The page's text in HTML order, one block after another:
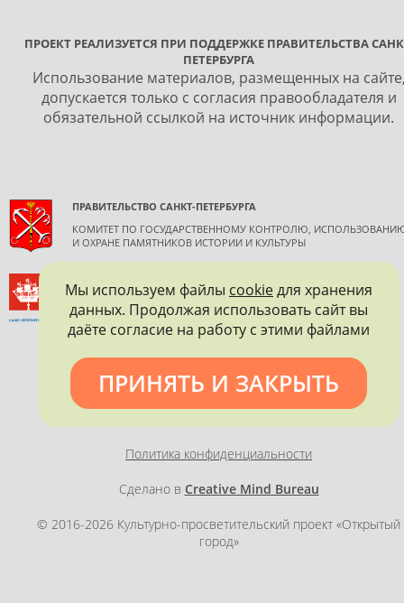
ПРОЕКТ РЕАЛИЗУЕТСЯ ПРИ ПОДДЕРЖКЕ ПРАВИТЕЛЬСТВА
ПЕТЕРБУРГА
Использование материалов, размещенных на
допускается только с согласия правообладателя и
обязательной ссылкой на источник информации.
ПРАВИТЕЛЬСТВО САНКТ-ПЕТЕРБУРГА
КОМИТЕТ ПО ГОСУДАРСТВЕННОМУ КОНТРОЛЮ,
И ОХРАНЕ ПАМЯТНИКОВ ИСТОРИИ И КУЛЬТУРЫ
ИСТОРИИ И КУЛЬТУРЫ
САНКТ-ПЕТЕРБУРГСКОЕ ГОРОДСКОЕ ОТДЕЛЕНИЕ
Политика конфиденциальности
Сделано в Creative Mind Bureau
© 2016-2026 Культурно-просветительский проект «Открытый
город»
Мы используем файлы cookieдля хранения
данных. Продолжая использовать сайт вы
даёте согласие на работу с этими файлами
ПРИНЯТЬ И ЗАКРЫТЬ